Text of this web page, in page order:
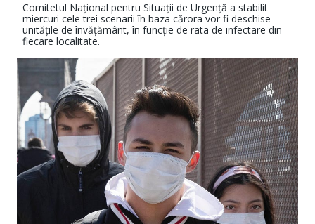
Comitetul Național pentru Situații de Urgență a stabilit
miercuri cele trei scenarii în baza cărora vor fi deschise
unitățile de învățământ, în funcție de rata de infectare din
fiecare localitate.